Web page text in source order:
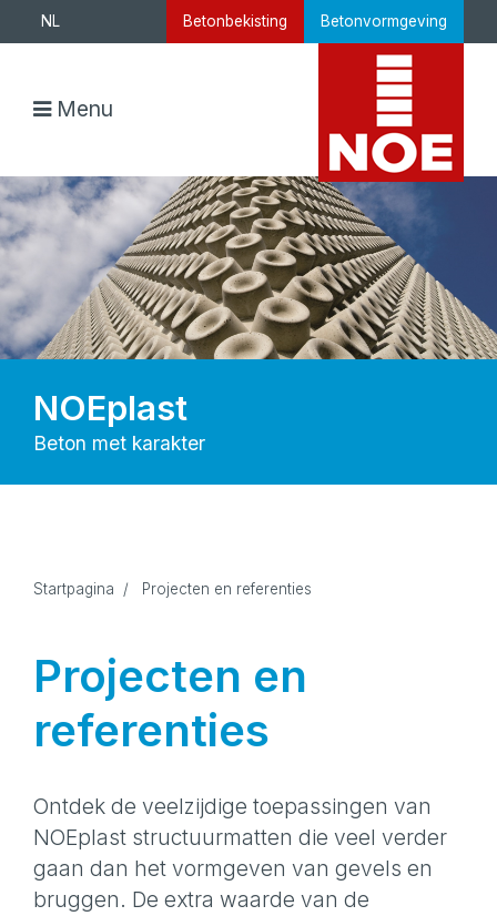
NL Betonbekisting Betonvormgeving
Menu
NOEplast
Beton met karakter
Startpagina / Projecten en referenties
Projecten en
referenties
Ontdek de veelzijdige toepassingen van
NOEplast structuurmatten die veel verder
gaan dan het vormgeven van gevels en
bruggen. De extra waarde van de